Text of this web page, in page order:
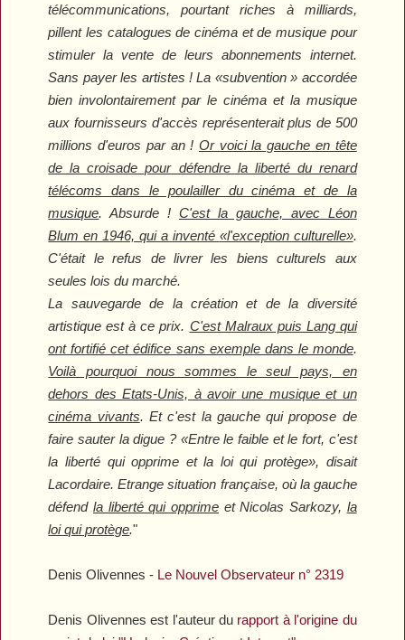
télécommunications, pourtant riches à milliards,
pillent les catalogues de cinéma et de musique pour
stimuler la vente de leurs abonnements internet.
Sans payer les artistes ! La «subvention » accordée
bien involontairement par le cinéma et la musique
aux fournisseurs d'accès représenterait plus de 500
millions d'euros par an ! Or voici la gauche en tête
de la croisade pour défendre la liberté du renard
télécoms dans le poulailler du cinéma et de la
musique. Absurde !C'est la gauche, avec Léon
Blum en 1946, qui a inventé «l'exception culturelle».
C'était le refus de livrer les biens culturels aux
seules lois du marché.
La sauvegarde de la création et de la diversité
artistique est à ce prix. C'est Malraux puis Lang qui
ont fortifié cet édifice sans exemple dans le monde.
Voilà pourquoi nous sommes le seul pays, en
dehors des Etats-Unis, à avoir une musique et un
cinéma vivants. Et c'est la gauche qui propose de
faire sauter la digue ? «Entre le faible et le fort, c'est
la liberté qui opprime et la loi qui protège», disait
Lacordaire. Etrange situation française, où la gauche
défendla liberté qui opprime et Nicolas Sarkozy, la
loi qui protège."
Denis Olivennes - Le Nouvel Observateur n° 2319
Denis Olivennes est l'auteur du rapport à l'origine du